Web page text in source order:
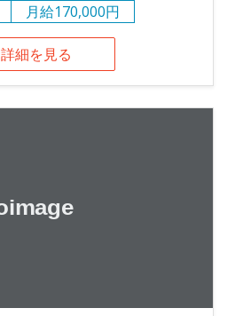
月給170,000円
詳細を見る